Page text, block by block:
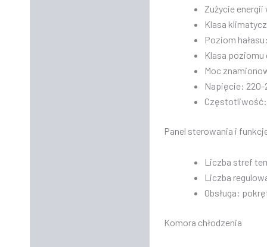
Zużycie energii
Klasa
Poziom
Klasa poziomu
Moc
Napięcie: 220-
Częstotliwość:
Panel sterowania i
Liczba stref
Liczba
Obsługa:
Komora chłodzenia